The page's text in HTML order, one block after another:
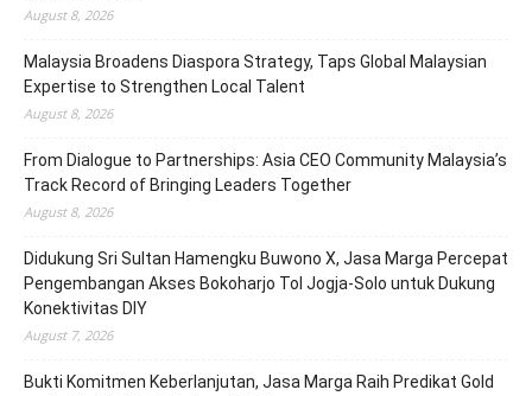
August 8, 2026
Malaysia Broadens Diaspora Strategy, Taps Global Malaysian
Expertise to Strengthen Local Talent
August 8, 2026
From Dialogue to Partnerships: Asia CEO Community Malaysia’s
Track Record of Bringing Leaders Together
August 8, 2026
Didukung Sri Sultan Hamengku Buwono X, Jasa Marga Percepat
Pengembangan Akses Bokoharjo Tol Jogja-Solo untuk Dukung
Konektivitas DIY
August 7, 2026
Bukti Komitmen Keberlanjutan, Jasa Marga Raih Predikat Gold